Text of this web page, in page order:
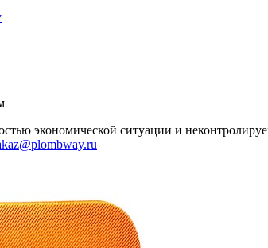
экономической ситуации и